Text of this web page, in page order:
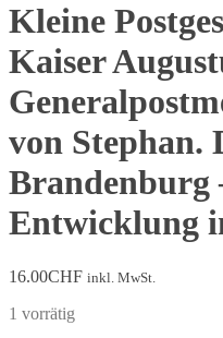
Kleine
Kaiser
von Stephan.
Brandenburg
Entwicklung
16.00CHF inkl. MwSt.
1 vorrätig